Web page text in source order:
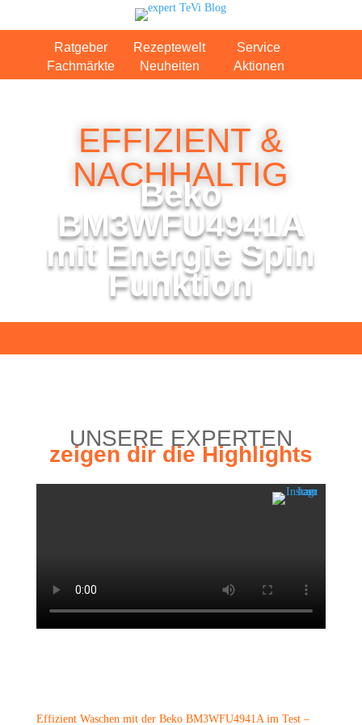
Ratgeber Rezeptewelt
Service
Fachmärkte
Neuheiten Aktionen
EFFI­ZI­ENT &
NACHHALTIG
Beko
BM3WFU4941A
mit Ener­gie Spin
Funktion
UNSE­RE EXPERTEN
zei­gen dir die Highlights
Effi­zi­ent Waschen mit der Beko BM3WFU4941A im Test –